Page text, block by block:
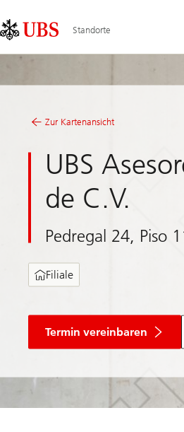
Area
Standorte
Zur Kartenansicht
UBS
de C.V.
Pedregal 24, Piso
Filiale
Termin vereinbaren